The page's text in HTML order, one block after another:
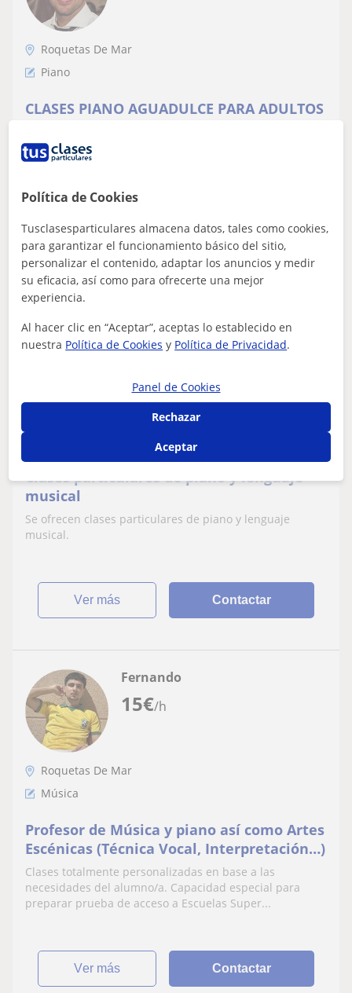
Roquetas De Mar
Piano
CLASES PIANO AGUADULCE PARA ADULTOS
Graduado con título superior de Piano en Pedagogía-
Interpretación ofrece clases de piano para adultos que
ver más Contactar
20€/h 1ª clase gratis
María
Clases particulares de piano y lenguaje
musical
Se ofrecen clases particulares de piano y lenguaje
musical.
ver más Contactar
15€/h
Fernando
Roquetas De Mar
Música
Profesor de Música y piano así como Artes
Escénicas (Técnica Vocal, Interpretación…)
Clases totalmente personalizadas en base a las
necesidades del alumno/a. Capacidad especial para
preparar prueba de acceso a Escuelas Super...
ver más Contactar
Política de Cookies
Tusclasesparticulares almacena datos, tales como cookies,
para garantizar el funcionamiento básico del sitio,
personalizar el contenido, adaptar los anuncios y medir
su eficacia, así como para ofrecerte una mejor
experiencia.
Al hacer clic en “Aceptar”, aceptas lo establecido en
nuestra Política de Cookies y Política de Privacidad.
Panel de Cookies
Rechazar
Aceptar